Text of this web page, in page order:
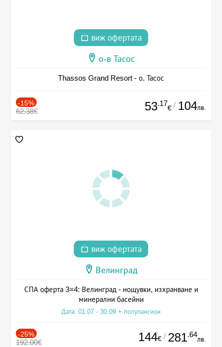
виж офертата
о-в Тасос
Thassos Grand Resort - о. Тасос
-15%
62.38€ 53.17
€ / 104лв.
виж офертата
Велинград
СПА оферта 3=4: Велинград - нощувки, изхранване и
минерални басейни
Дата: 01.07 - 30.09 + полупансион
-25%
192.00€ 144€ / 281.64
лв.